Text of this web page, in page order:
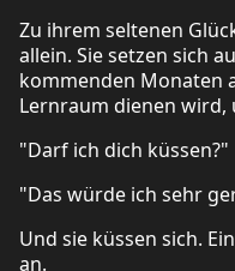
Zu ihrem seltenen
allein. Sie setzen sich
kommenden Monaten
Lernraum dienen wird,
"Darf ich dich küssen?"
"Das würde ich sehr
Und sie küssen sich.
an.